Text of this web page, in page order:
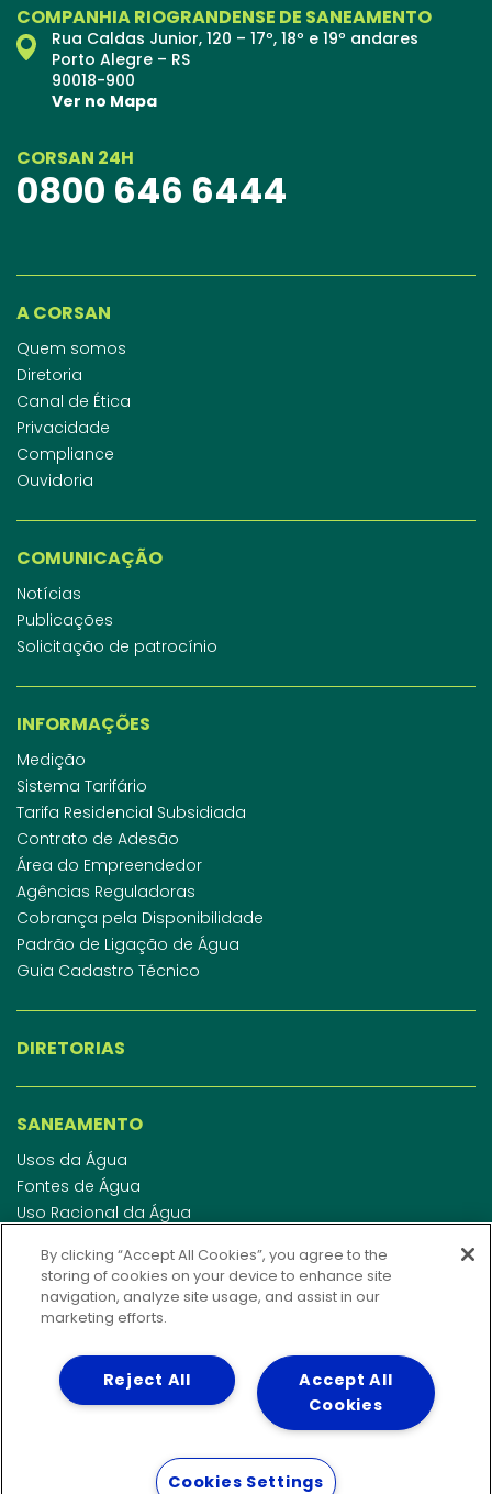
COMPANHIA RIOGRANDENSE DE SANEAMENTO
Rua Caldas Junior, 120 – 17º, 18º e 19º andares
Porto Alegre – RS
90018-900
Ver no Mapa
CORSAN 24H
0800 646 6444
A CORSAN
Quem somos
Diretoria
Canal de Ética
Privacidade
Compliance
Ouvidoria
COMUNICAÇÃO
Notícias
Publicações
Solicitação de patrocínio
INFORMAÇÕES
Medição
Sistema Tarifário
Tarifa Residencial Subsidiada
Contrato de Adesão
Área do Empreendedor
Agências Reguladoras
Cobrança pela Disponibilidade
Padrão de Ligação de Água
Guia Cadastro Técnico
DIRETORIAS
SANEAMENTO
Usos da Água
Fontes de Água
Uso Racional da Água
Esgotamento Sanitário
Regulamento de Água e Esgoto
Indicadores de qualidade da água
INVESTIDORES
By clicking “Accept All Cookies”, you agree to the
storing of cookies on your device to enhance site
navigation, analyze site usage, and assist in our
marketing efforts.
Accept All
Cookies
Reject All
Cookies Settings